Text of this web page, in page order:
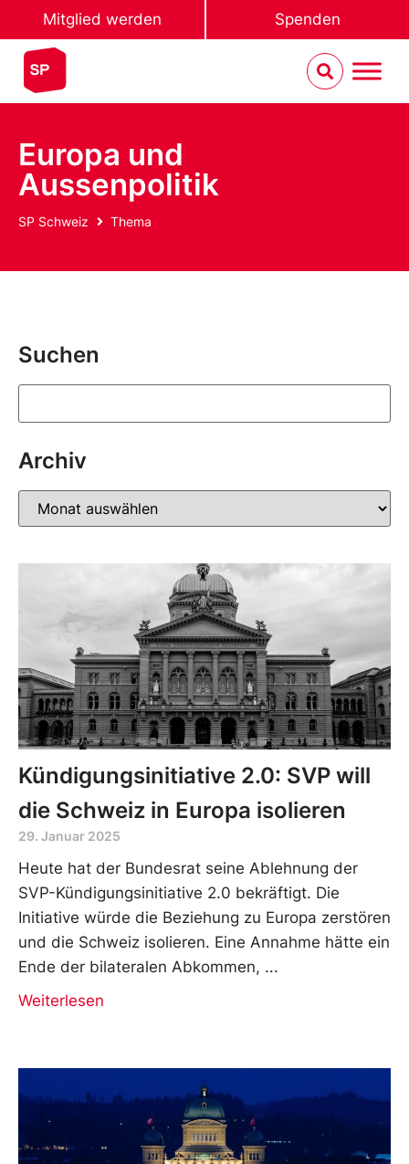
Mitglied werden Spenden
Europa und
Aussenpolitik
SP Schweiz Thema
Suchen
Archiv
Kündigungsinitiative 2.0: SVP will
die Schweiz in Europa isolieren
29. Januar 2025
Heute hat der Bundesrat seine Ablehnung der
SVP-Kündigungsinitiative 2.0 bekräftigt. Die
Initiative würde die Beziehung zu Europa zerstören
und die Schweiz isolieren. Eine Annahme hätte ein
Ende der bilateralen Abkommen,
Weiterlesen